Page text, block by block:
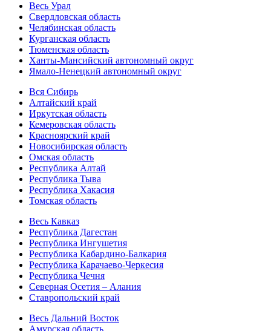
Весь Урал
Свердловская область
Челябинская область
Курганская область
Тюменская область
Ханты-Мансийский автономный округ
Ямало-Ненецкий автономный округ
Вся Сибирь
Алтайский край
Иркутская область
Кемеровская область
Красноярский край
Новосибирская область
Омская область
Республика Алтай
Республика Тыва
Республика Хакасия
Томская область
Весь Кавказ
Республика Дагестан
Республика Ингушетия
Республика Кабардино-Балкария
Республика Карачаево-Черкесия
Республика Чечня
Северная Осетия – Алания
Ставропольский край
Весь Дальний Восток
Амурская область